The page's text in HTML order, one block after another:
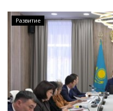
ПАВЛОДАРСКАЯ ОБЛАСТЬ
СПЕЦПРОЕКТЫ
Развитие